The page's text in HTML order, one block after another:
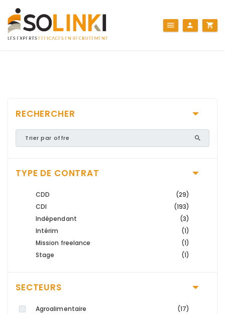
RECHERCHER
TYPE DE CONTRAT
CDD
(29)
CDI
(193)
Indépendant
(3)
Intérim
(1)
Mission freelance
(1)
Stage
(1)
SECTEURS
Agroalimentaire
(17)